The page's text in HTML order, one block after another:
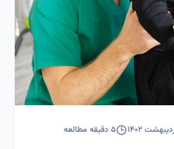
۵ دقیقه مطالعه